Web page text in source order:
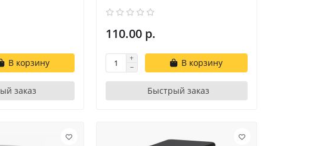
В корзину
заказ
110.00 р.
В корзину
Быстрый заказ